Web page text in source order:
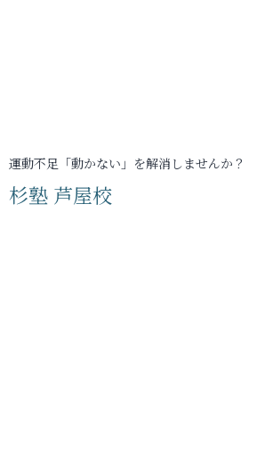
運動不足「動かない」を解消しませんか？
杉塾 芦屋校